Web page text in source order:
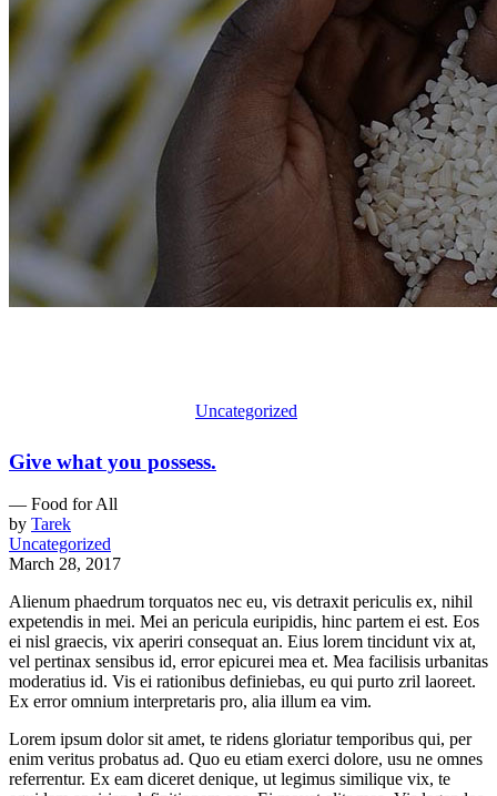
Uncategorized
Give what you possess.
— Food for All
by Tarek
Uncategorized
March 28, 2017
Alienum phaedrum torquatos nec eu, vis detraxit periculis ex, nihil
expetendis in mei. Mei an pericula euripidis, hinc partem ei est. Eos
ei nisl graecis, vix aperiri consequat an. Eius lorem tincidunt vix at,
vel pertinax sensibus id, error epicurei mea et. Mea facilisis urbanitas
moderatius id. Vis ei rationibus definiebas, eu qui purto zril laoreet.
Ex error omnium interpretaris pro, alia illum ea vim.
Lorem ipsum dolor sit amet, te ridens gloriatur temporibus qui, per
enim veritus probatus ad. Quo eu etiam exerci dolore, usu ne omnes
referrentur. Ex eam diceret denique, ut legimus similique vix, te